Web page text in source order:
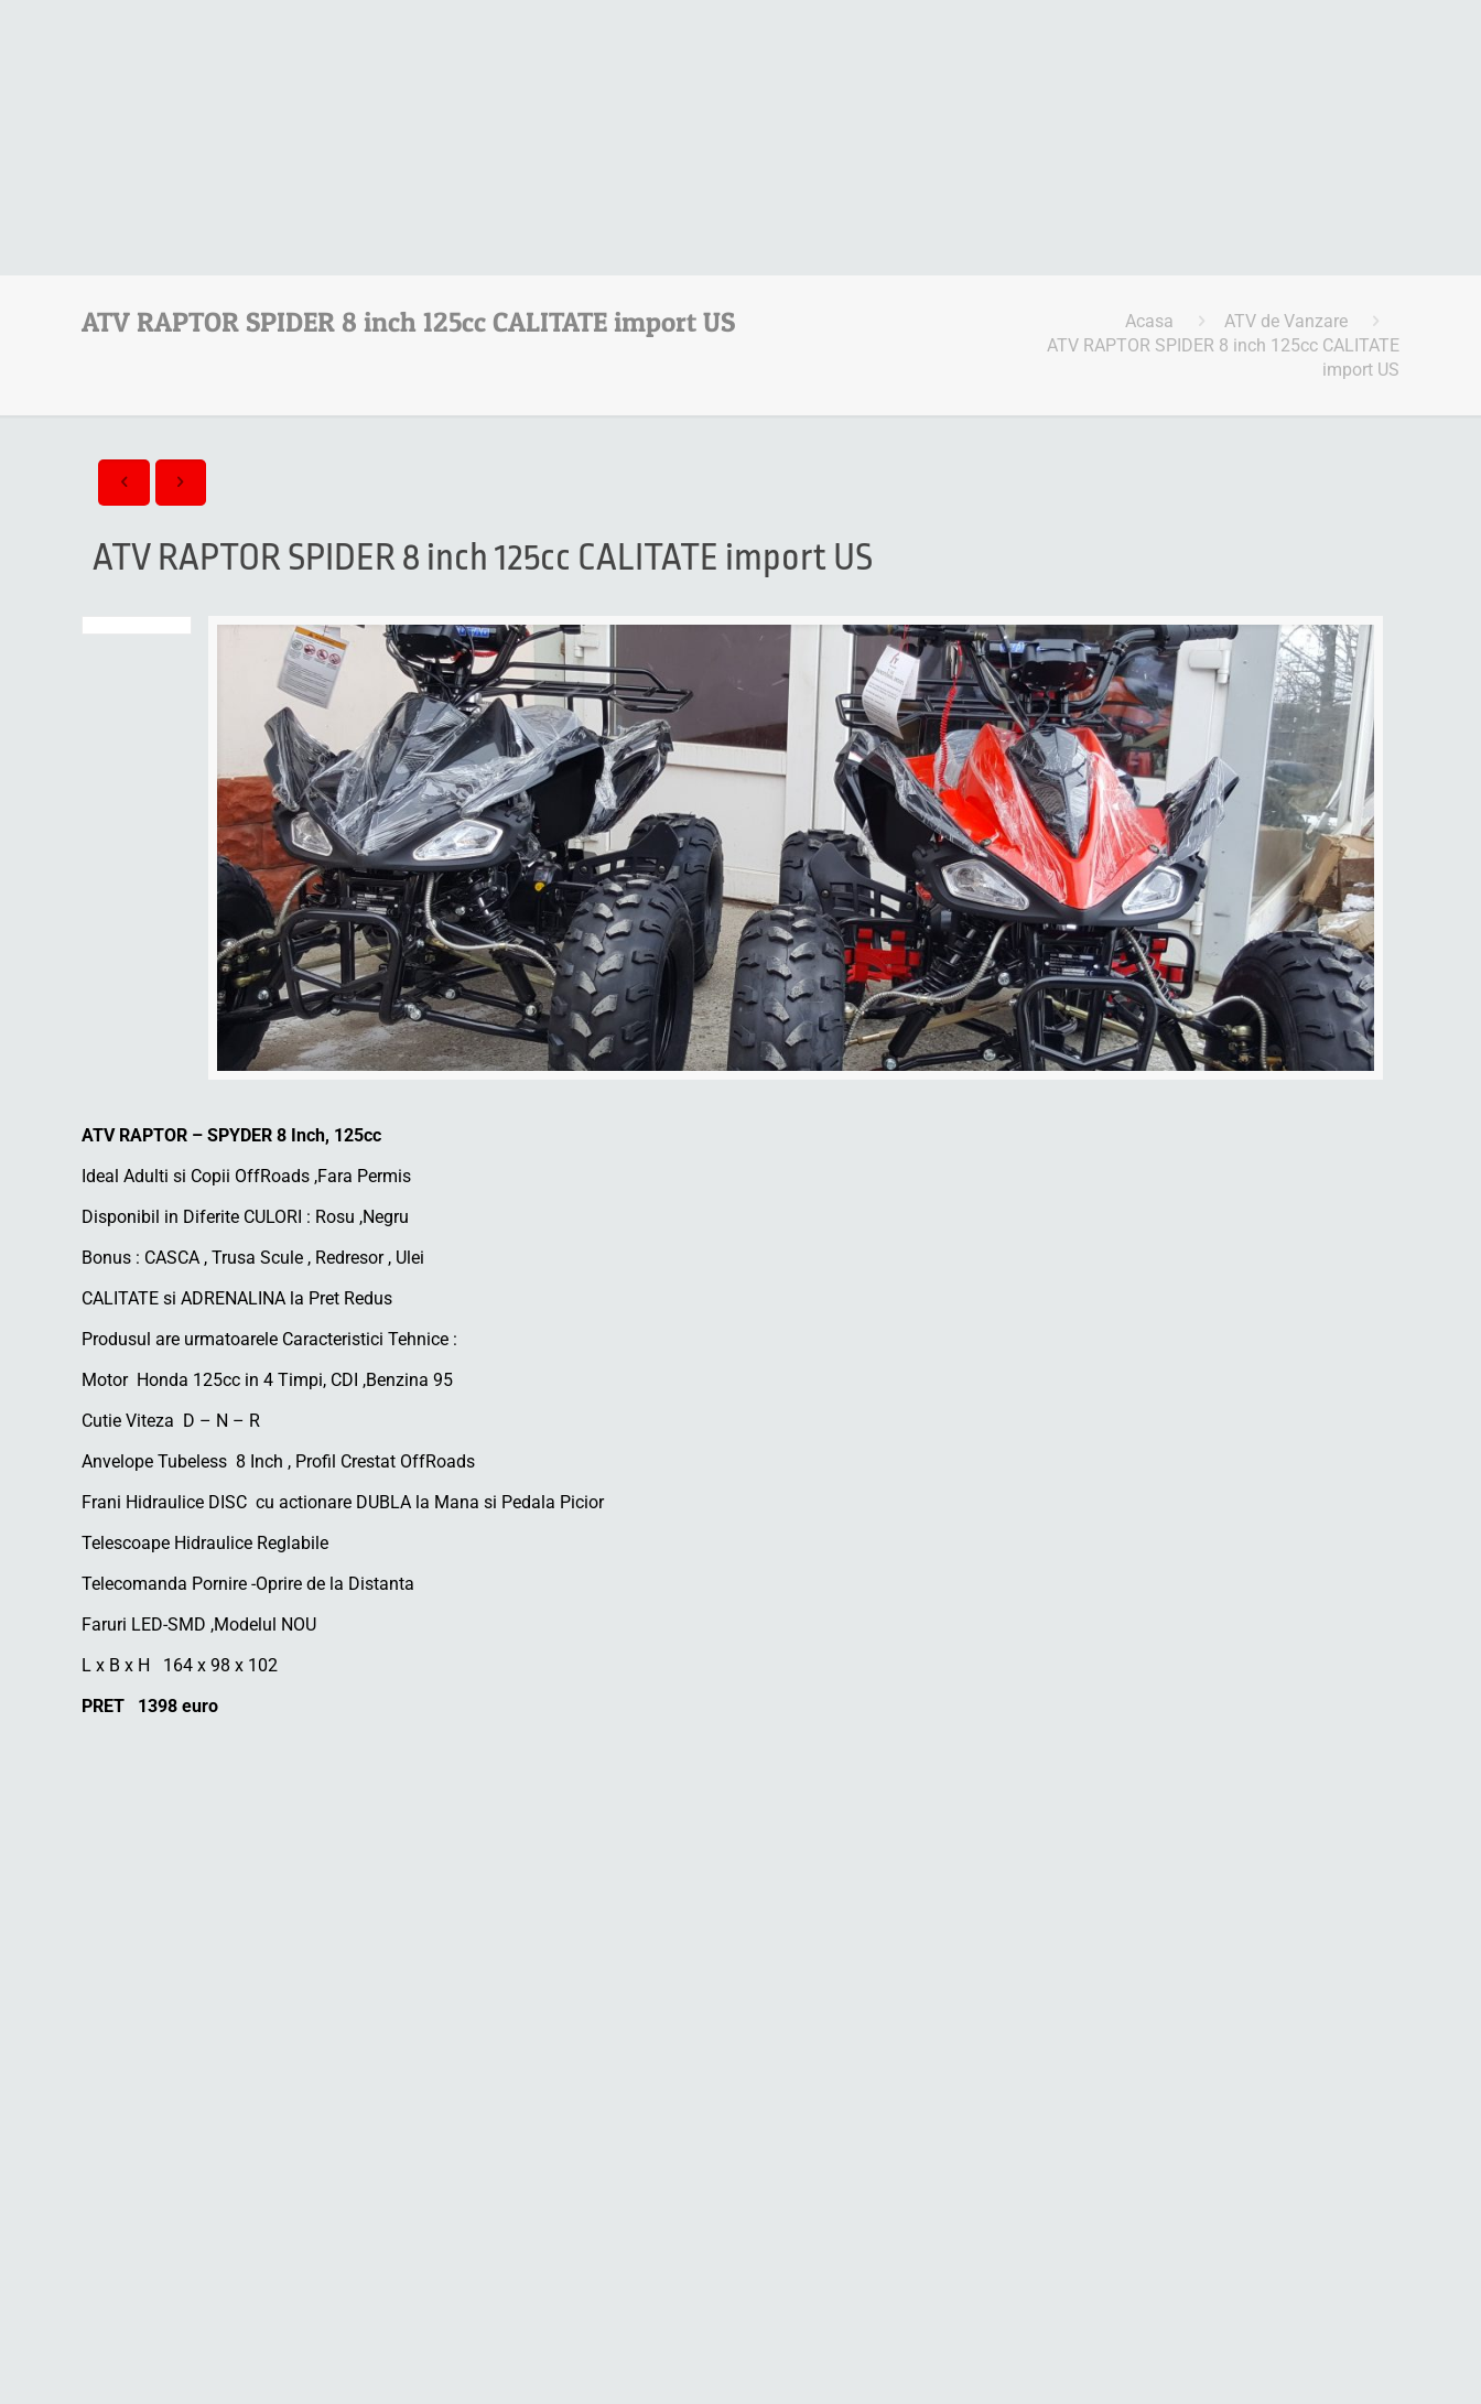
ATV RAPTOR SPIDER 8 inch 125cc CALITATE import US Acasa
ATV de Vanzare
ATV RAPTOR SPIDER 8 inch 125cc CALITATE
import US
ATV RAPTOR SPIDER 8 inch 125cc CALITATE import US
ATV RAPTOR – SPYDER 8 Inch, 125cc
Ideal Adulti si Copii OffRoads ,Fara Permis
Disponibil in Diferite CULORI : Rosu ,Negru
Bonus : CASCA , Trusa Scule , Redresor , Ulei
CALITATE si ADRENALINA la Pret Redus
Produsul are urmatoarele Caracteristici Tehnice :
Motor Honda 125cc in 4 Timpi, CDI ,Benzina 95
Cutie Viteza D – N – R
Anvelope Tubeless 8 Inch , Profil Crestat OffRoads
Frani Hidraulice DISC cu actionare DUBLA la Mana si Pedala Picior
Telescoape Hidraulice Reglabile
Telecomanda Pornire -Oprire de la Distanta
Faruri LED-SMD ,Modelul NOU
L x B x H 164 x 98 x 102
PRET 1398 euro